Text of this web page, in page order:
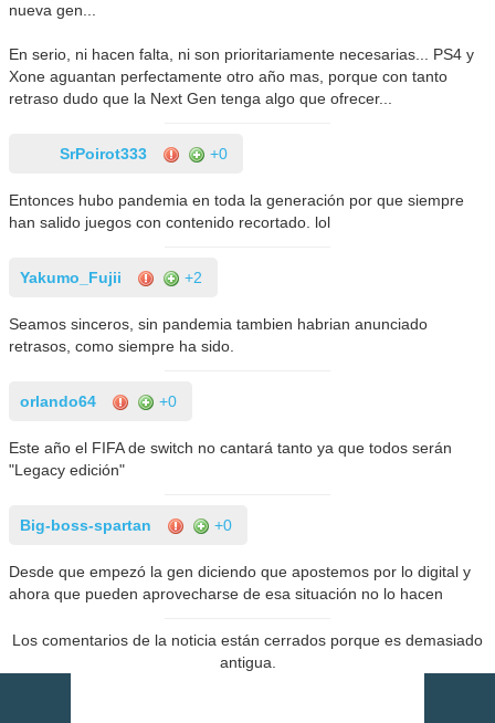
nueva gen...
En serio, ni hacen falta, ni son prioritariamente necesarias... PS4 y
Xone aguantan perfectamente otro año mas, porque con tanto
retraso dudo que la Next Gen tenga algo que ofrecer...
SrPoirot333 +0
Entonces hubo pandemia en toda la generación por que siempre
han salido juegos con contenido recortado. lol
Yakumo_Fujii +2
Seamos sinceros, sin pandemia tambien habrian anunciado
retrasos, como siempre ha sido.
orlando64 +0
Este año el FIFA de switch no cantará tanto ya que todos serán
"Legacy edición"
Big-boss-spartan +0
Desde que empezó la gen diciendo que apostemos por lo digital y
ahora que pueden aprovecharse de esa situación no lo hacen
Los comentarios de la noticia están cerrados porque es demasiado
antigua.